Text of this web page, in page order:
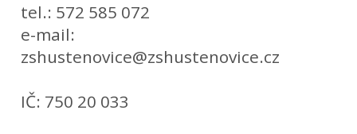
tel.: 572 585 072
e-mail:
zshustenovice@zshustenovice.cz
IČ: 750 20 033